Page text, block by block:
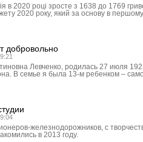
в 2020 році зросте з 1638 до 1769
2020 року, який за основу в
добровольно
Левченко, родилась 27 июля
В семье я была 13-м ребенком –
железнодорожников, с
в 2013 году.